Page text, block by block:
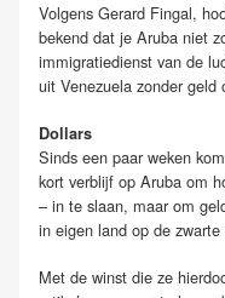
Volgens Gerard Fingal,
bekend dat je Aruba niet
immigratiedienst van de
uit Venezuela zonder geld
Dollars
Sinds een paar weken
kort verblijf op Aruba om
– in te slaan, maar om
in eigen land op de
Met de winst die ze